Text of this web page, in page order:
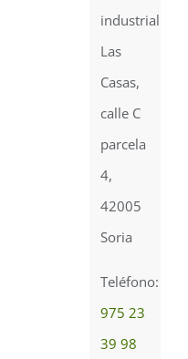
industrial
Las
Casas,
calle C
parcela
4,
42005
Soria
Teléfono:
975 23
39 98